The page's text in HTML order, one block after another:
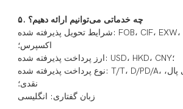
۵. چه خدماتی می‌توانیم ارائه دهیم؟
شرایط تحویل پذیرفته شده: FOB، CIF، EXW، DDP، تحویل
اکسپرس؛
ارز پرداخت پذیرفته شده: USD، HKD، CNY؛
نوع پرداخت پذیرفته شده: T/T، D/PD/A، کارت اعتباری، پی پال،
نقدی؛
زبان گفتاری: انگلیسی